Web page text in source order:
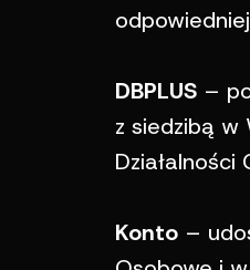
DBPLUS –
z siedzibą w
Konto –